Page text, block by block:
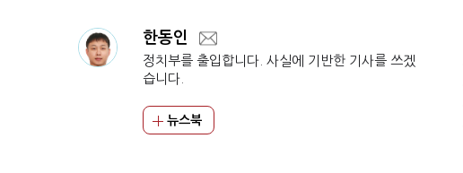
한동인
정치부를 출입합니다. 사실에 기반한 기사를 쓰겠
습니다.
뉴스북